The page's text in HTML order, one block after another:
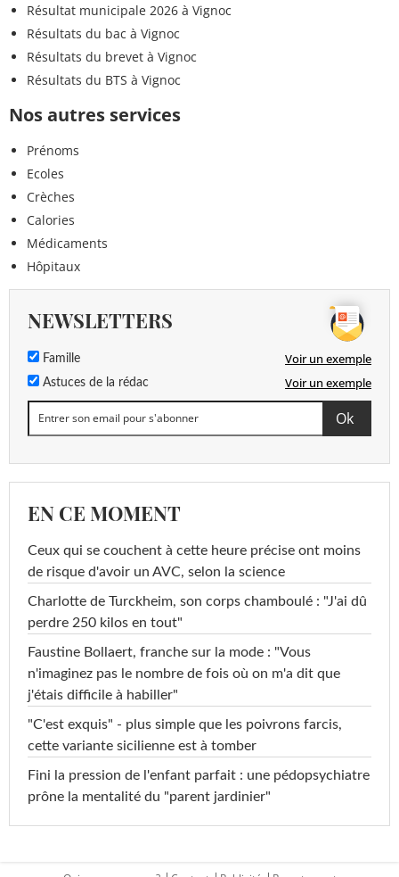
Résultat municipale 2026 à Vignoc
Résultats du bac à Vignoc
Résultats du brevet à Vignoc
Résultats du BTS à Vignoc
Nos autres services
Prénoms
Ecoles
Crèches
Calories
Médicaments
Hôpitaux
NEWSLETTERS
Famille Voir un exemple
Astuces de la rédac Voir un exemple
EN CE MOMENT
Ceux qui se couchent à cette heure précise ont moins
de risque d'avoir un AVC, selon la science
Charlotte de Turckheim, son corps chamboulé : "J'ai dû
perdre 250 kilos en tout"
Faustine Bollaert, franche sur la mode : "Vous
n'imaginez pas le nombre de fois où on m'a dit que
j'étais difficile à habiller"
"C'est exquis" - plus simple que les poivrons farcis,
cette variante sicilienne est à tomber
Fini la pression de l'enfant parfait : une pédopsychiatre
prône la mentalité du "parent jardinier"